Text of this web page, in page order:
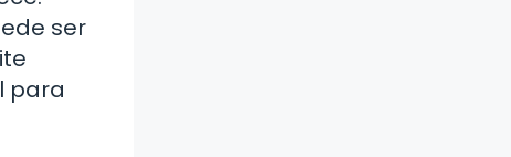
ser
para